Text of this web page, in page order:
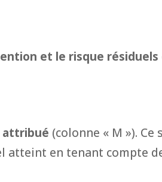
et le risque
attribué (colonne « M »). Ce
en tenant compte